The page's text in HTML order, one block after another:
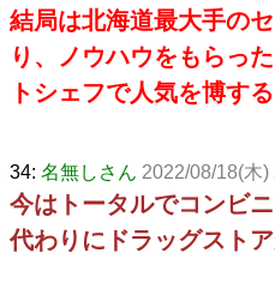
結局は北海道最大手の
り、ノウハウをもらっ
トシェフで人気を博す
34: 名無しさん 2022/08/18(木
今はトータルでコンビニ
代わりにドラッグスト